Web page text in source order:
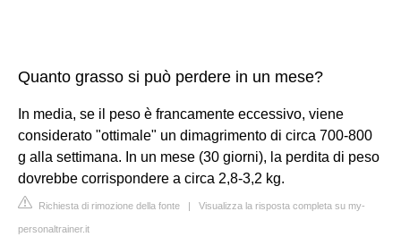
Quanto grasso si può perdere in un mese?
In media, se il peso è francamente eccessivo, viene
considerato "ottimale" un dimagrimento di circa 700-800
g alla settimana. In un mese (30 giorni), la perdita di peso
dovrebbe corrispondere a circa 2,8-3,2 kg.
Richiesta di rimozione della fonte | Visualizza la risposta completa su my-
personaltrainer.it